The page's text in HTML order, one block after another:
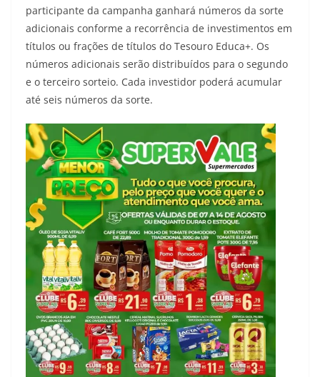
participante da campanha ganhará números da sorte
adicionais conforme a recorrência de investimentos em
títulos ou frações de títulos do Tesouro Educa+. Os
números adicionais serão distribuídos para o segundo
e o terceiro sorteio. Cada investidor poderá acumular
até seis números da sorte.